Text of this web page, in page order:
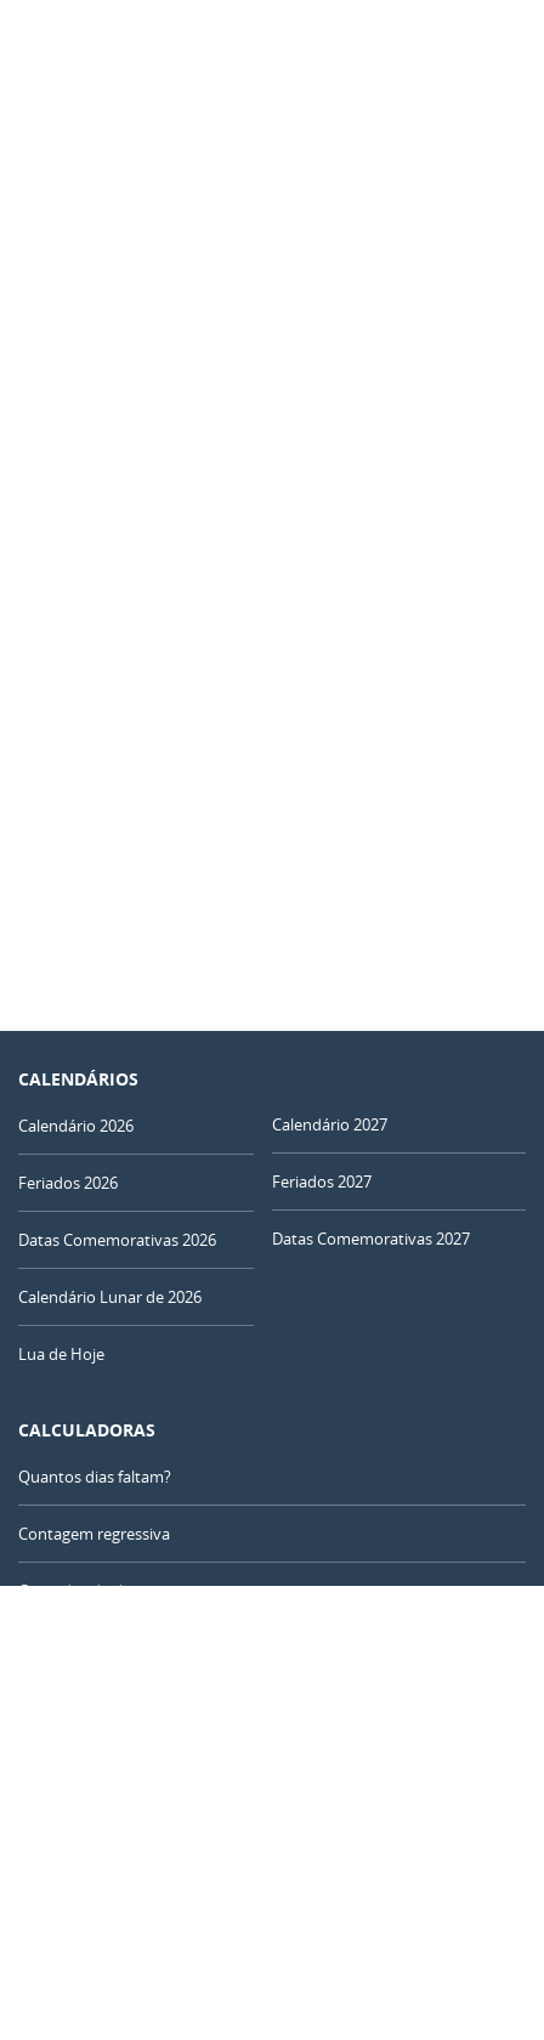
CALENDÁRIOS
Calendário 2026
Feriados 2026
Datas Comemorativas 2026
Calendário Lunar de 2026
Lua de Hoje
Calendário 2027
Feriados 2027
Datas Comemorativas 2027
CALCULADORAS
Quantos dias faltam?
Contagem regressiva
Contador de dias